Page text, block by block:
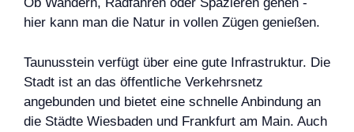
hier kann man die Natur in vollen Zügen genießen.
Taunusstein verfügt über eine gute Infrastruktur. Die
Stadt ist an das öffentliche Verkehrsnetz
angebunden und bietet eine schnelle Anbindung an
die Städte Wiesbaden und Frankfurt am Main. Auch